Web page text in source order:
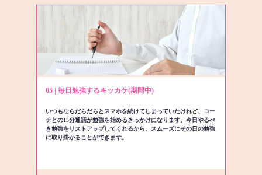
05 | 毎日勉強するキッカケ(期間中)
いつもならだらだらとスマホを続けてしまっていたけれど、コー
チとの15分通話が勉強を始めるきっかけになります。今日やるべ
き勉強をリストアップしてくれるから、スムーズにその日の勉強
に取り掛かることができます。